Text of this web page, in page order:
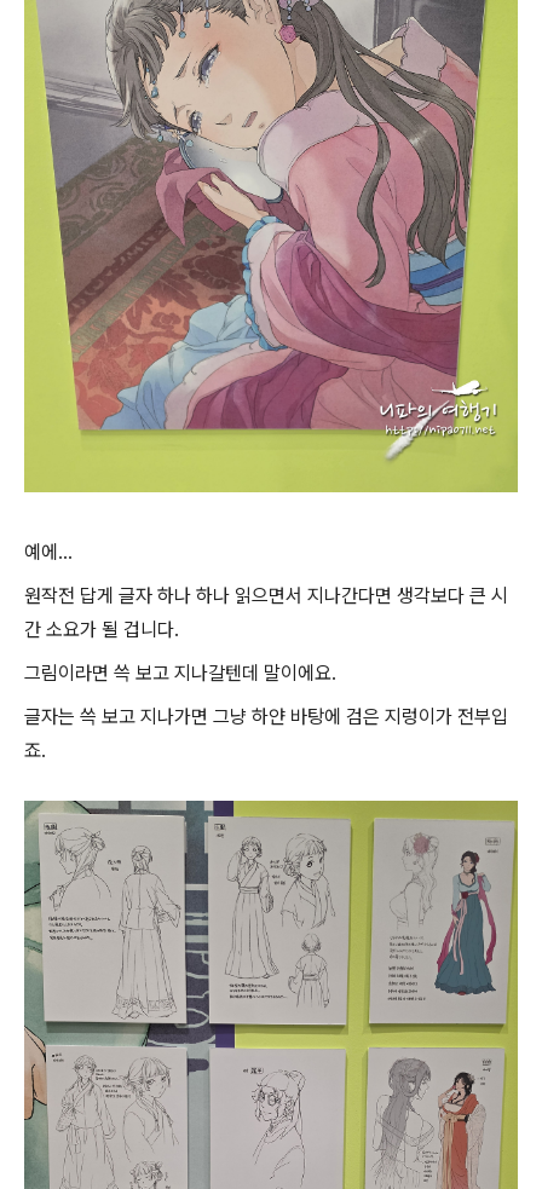
예에...
원작전 답게 글자 하나 하나 읽으면서 지나간다면 생각보다 큰 시
간 소요가 될 겁니다.
그림이라면 쓱 보고 지나갈텐데 말이에요.
글자는 쓱 보고 지나가면 그냥 하얀 바탕에 검은 지렁이가 전부입
죠.